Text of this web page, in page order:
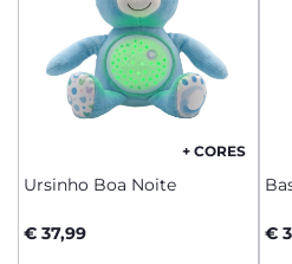
+ CORES
Ursinho Boa Noite
€ 37,99 €